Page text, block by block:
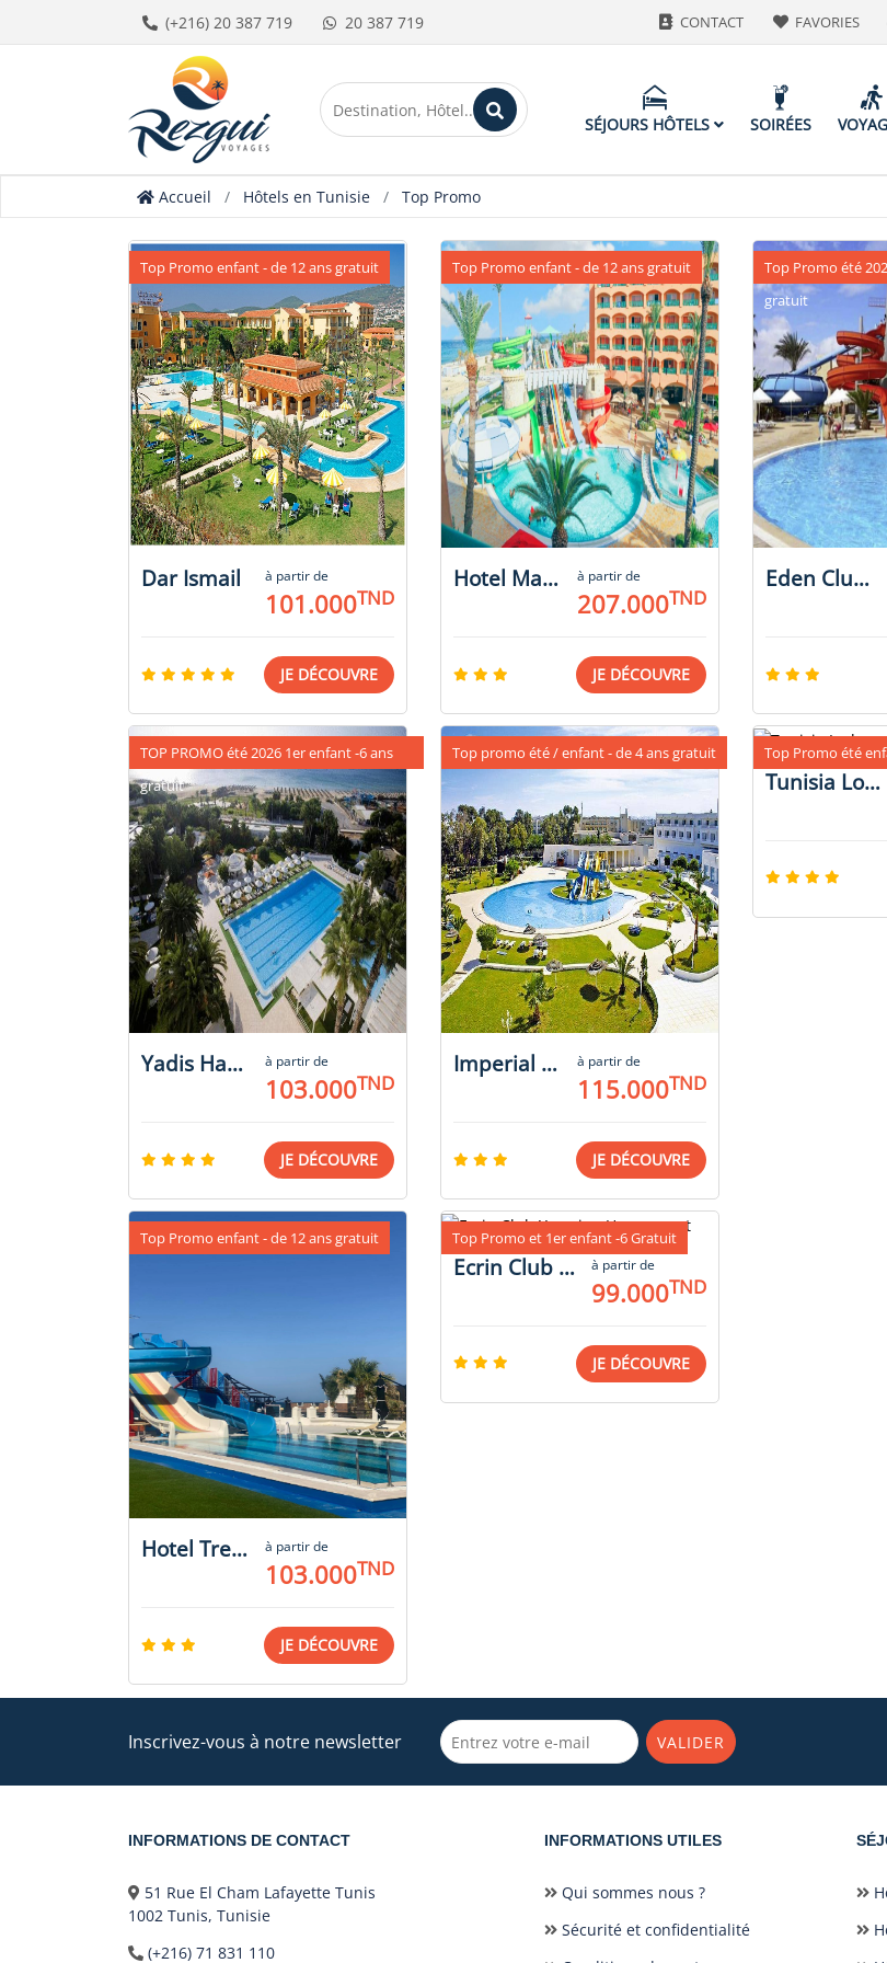
(+216) 20 387 719 20 387 719 CONTACT FAVORIES
SÉJOURS HÔTELS SOIRÉES
Accueil Hôtels en Tunisie Top Promo
Dar Ismail à partir de
101.000TND
Top Promo enfant - de 12 ans gratuit
JE DÉCOUVRE
Hotel Marabout à partir de
207.000TND
Top Promo enfant - de 12 ans gratuit
JE DÉCOUVRE
Eden Club Skanes
Top Promo été
gratuit
Yadis Hammamet à partir de
103.000TND
TOP PROMO été 2026 1er enfant -6 ans
gratuit
JE DÉCOUVRE
Imperial Park à partir de
115.000TND
Top promo été / enfant - de 4 ans gratuit
JE DÉCOUVRE
Tunisia Lodge
Top Promo été
Hotel Treehouse Sousse à partir de
103.000TND
Top Promo enfant - de 12 ans gratuit
JE DÉCOUVRE
Ecrin Club Yasmine Hammamet à partir de
99.000TND
Top Promo et 1er enfant -6 Gratuit
JE DÉCOUVRE
Inscrivez-vous à notre newsletter VALIDER
INFORMATIONS DE CONTACT
51 Rue El Cham Lafayette Tunis
1002 Tunis, Tunisie
(+216) 71 831 110
INFORMATIONS UTILES
Qui sommes nous ?
Sécurité et confidentialité